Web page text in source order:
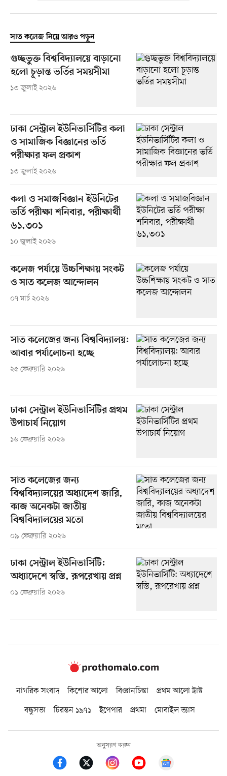
সাত কলেজ নিয়ে আরও পড়ুন
গুচ্ছভুক্ত বিশ্ববিদ্যালয়ে বাড়ানো
হলো চূড়ান্ত ভর্তির সময়সীমা
১৩ জুলাই ২০২৬
ঢাকা সেন্ট্রাল ইউনিভার্সিটির কলা
ও সামাজিক বিজ্ঞানের ভর্তি
পরীক্ষার ফল প্রকাশ
১৩ জুলাই ২০২৬
কলা ও সমাজবিজ্ঞান ইউনিটের
ভর্তি পরীক্ষা শনিবার, পরীক্ষার্থী
৬১,৩০১
১০ জুলাই ২০২৬
কলেজ পর্যায়ে উচ্চশিক্ষায় সংকট
ও সাত কলেজ আন্দোলন
০৭ মার্চ ২০২৬
সাত কলেজের জন্য বিশ্ববিদ্যালয়:
আবার পর্যালোচনা হচ্ছে
২৫ ফেব্রুয়ারি ২০২৬
ঢাকা সেন্ট্রাল ইউনিভার্সিটির প্রথম
উপাচার্য নিয়োগ
১৬ ফেব্রুয়ারি ২০২৬
সাত কলেজের জন্য
বিশ্ববিদ্যালয়ের অধ্যাদেশ জারি,
কাজ অনেকটা জাতীয়
বিশ্ববিদ্যালয়ের মতো
০৯ ফেব্রুয়ারি ২০২৬
ঢাকা সেন্ট্রাল ইউনিভার্সিটি:
অধ্যাদেশে স্বস্তি, রূপরেখায় প্রশ্ন
০১ ফেব্রুয়ারি ২০২৬
নাগরিক সংবাদ কিশোর আলো বিজ্ঞানচিন্তা
প্রথম আলো ট্রাস্ট
বন্ধুসভা
চিরন্তন ১৯৭১ ইপেপার প্রথমা মোবাইল ভ্যাস
অনুসরণ করুন